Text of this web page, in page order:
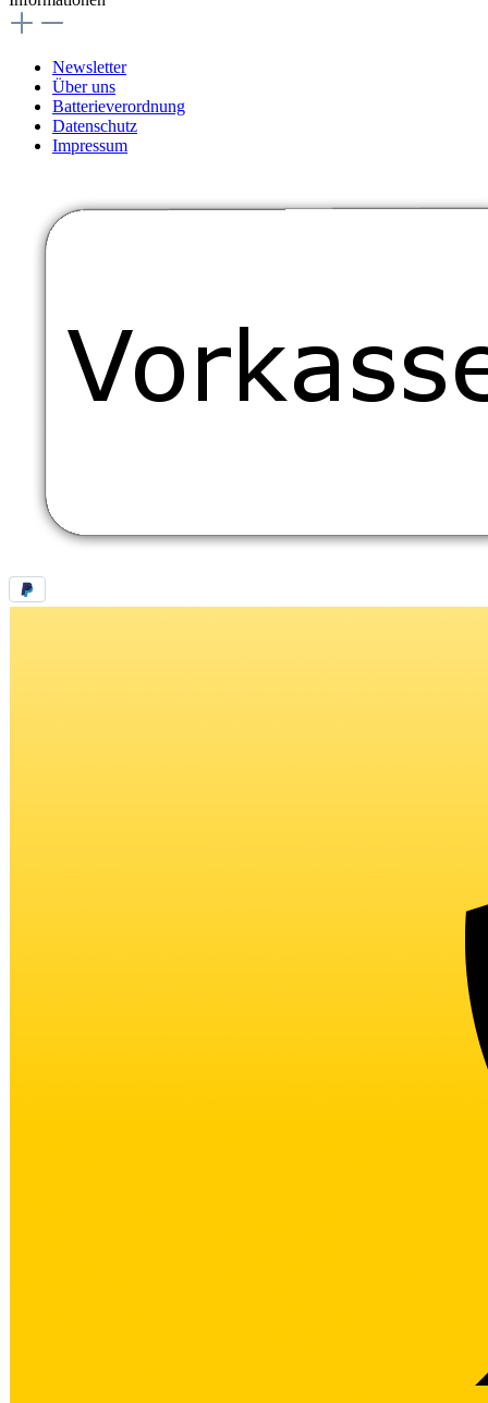
Newsletter
Über uns
Batterieverordnung
Datenschutz
Impressum